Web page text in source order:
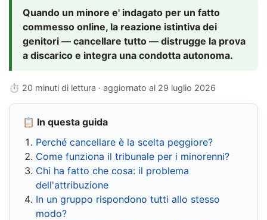
Quando un minore e' indagato per un fatto
commesso online, la reazione istintiva dei
genitori — cancellare tutto — distrugge la prova
a discarico e integra una condotta autonoma.
⏱ 20 minuti di lettura · aggiornato al 29 luglio 2026
📋 In questa guida
Perché cancellare è la scelta peggiore?
Come funziona il tribunale per i minorenni?
Chi ha fatto che cosa: il problema
dell'attribuzione
In un gruppo rispondono tutti allo stesso
modo?